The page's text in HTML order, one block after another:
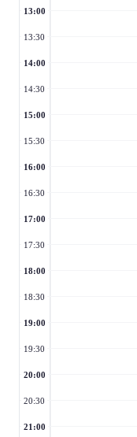
13:00
13:30
14:00
14:30
15:00
15:30
16:00
16:30
17:00
17:30
18:00
18:30
19:00
19:30
20:00
20:30
21:00